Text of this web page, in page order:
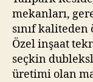
mekanları,
sınıf
Özel inşaat
seçkin
üretimi olan